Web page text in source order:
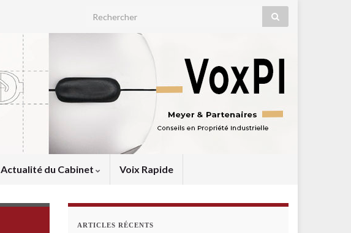
Search for:
Actualité du Cabinet Voix Rapide
ARTICLES RÉCENTS